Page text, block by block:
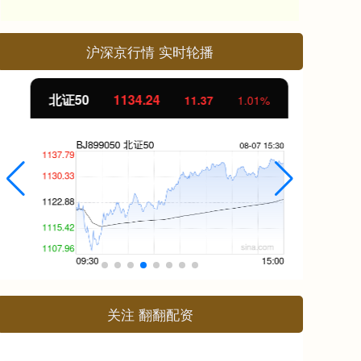
沪深京行情 实时轮播
北证50 1134.24 11.37 1.01%
关注 翻翻配资